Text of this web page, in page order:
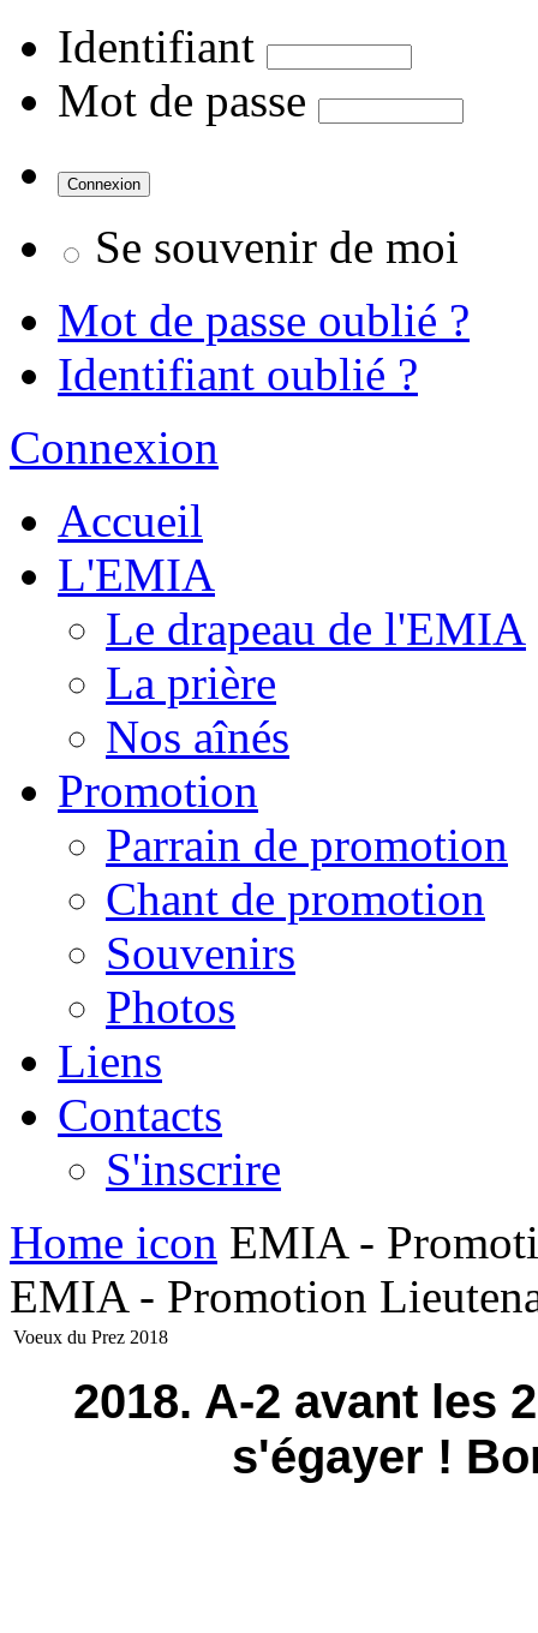
Identifiant
Mot de passe
Se souvenir de moi
Mot de passe oublié ?
Identifiant oublié ?
Connexion
Accueil
L'EMIA
Le drapeau de l'EMIA
La prière
Nos aînés
Promotion
Parrain de promotion
Chant de promotion
Souvenirs
Photos
Liens
Contacts
S'inscrire
Home icon EMIA -
EMIA - Promotion
Voeux du Prez 2018
2018. A-2 avant les
s'égayer !